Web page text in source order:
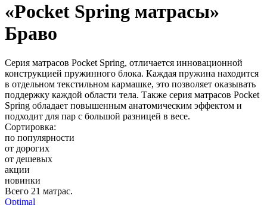
«Pocket Spring матрасы»
Браво
Серия матрасов Pocket Spring, отличается инновационной
конструкцией пружинного блока. Каждая пружина находится
в отдельном текстильном кармашке, это позволяет оказывать
поддержку каждой области тела. Также серия матрасов Pocket
Spring обладает повышенным анатомическим эффектом и
подходит для пар с большой разницей в весе.
Сортировка:
по популярности
от дорогих
от дешевых
акции
новинки
Всего 21 матрас.
Optimal